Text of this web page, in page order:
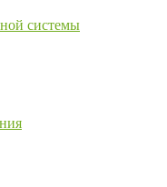
системы